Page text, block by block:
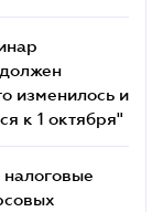
изменилось и
к 1 октября"